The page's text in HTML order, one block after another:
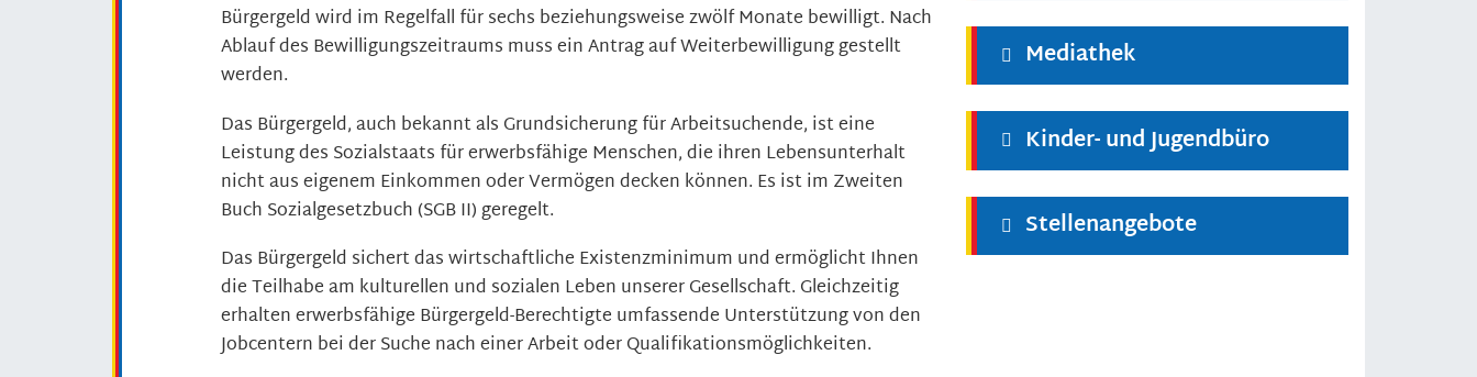
Bürgergeld wird im Regelfall für sechs beziehungsweise zwölf Monate bewilligt. Nach
Ablauf des Bewilligungszeitraums muss ein Antrag auf Weiterbewilligung gestellt
werden.
Das Bürgergeld, auch bekannt als Grundsicherung für Arbeitsuchende, ist eine
Leistung des Sozialstaats für erwerbsfähige Menschen, die ihren Lebensunterhalt
nicht aus eigenem Einkommen oder Vermögen decken können. Es ist im Zweiten
Buch Sozialgesetzbuch (SGB II) geregelt.
Das Bürgergeld sichert das wirtschaftliche Existenzminimum und ermöglicht Ihnen
die Teilhabe am kulturellen und sozialen Leben unserer Gesellschaft. Gleichzeitig
erhalten erwerbsfähige Bürgergeld-Berechtigte umfassende Unterstützung von den
Jobcentern bei der Suche nach einer Arbeit oder Qualifikationsmöglichkeiten.
Mediathek
Kinder- und Jugendbüro
Stellenangebote